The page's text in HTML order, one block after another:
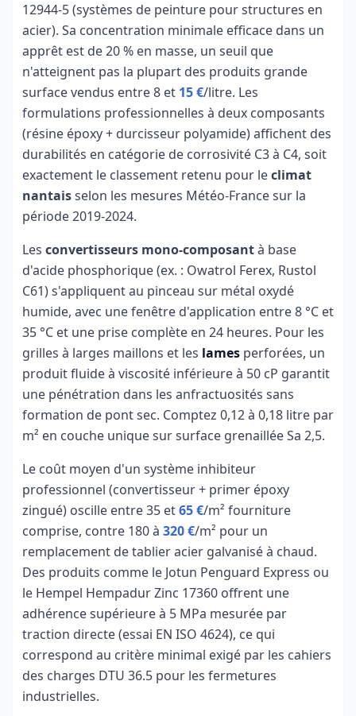
12944-5 (systèmes de peinture pour structures en
acier). Sa concentration minimale efficace dans un
apprêt est de 20 % en masse, un seuil que
n'atteignent pas la plupart des produits grande
surface vendus entre 8 et 15 €/litre. Les
formulations professionnelles à deux composants
(résine époxy + durcisseur polyamide) affichent des
durabilités en catégorie de corrosivité C3 à C4, soit
exactement le classement retenu pour leclimat
nantaisselon les mesures Météo-France sur la
période 2019-2024.
Les convertisseurs mono-composantà base
d'acide phosphorique (ex. : Owatrol Ferex, Rustol
C61) s'appliquent au pinceau sur métal oxydé
humide, avec une fenêtre d'application entre 8 °C et
35 °C et une prise complète en 24 heures. Pour les
grilles à larges maillons et les lames perforées, un
produit fluide à viscosité inférieure à 50 cP garantit
une pénétration dans les anfractuosités sans
formation de pont sec. Comptez 0,12 à 0,18 litre par
m² en couche unique sur surface grenaillée Sa 2,5.
Le coût moyen d'un système inhibiteur
professionnel (convertisseur + primer époxy
zingué) oscille entre 35 et65 €/m² fourniture
comprise, contre 180 à 320 €/m² pour un
remplacement de tablier acier galvanisé à chaud.
Des produits comme le Jotun Penguard Express ou
le Hempel Hempadur Zinc 17360 offrent une
adhérence supérieure à 5 MPa mesurée par
traction directe (essai EN ISO 4624), ce qui
correspond au critère minimal exigé par les cahiers
des charges DTU 36.5 pour les fermetures
industrielles.